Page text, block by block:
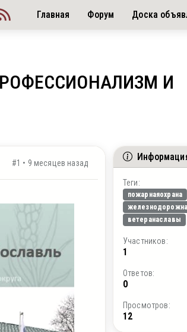
Главная Форум Доска
И
#1 • 9 месяцев назад
Теги:
пожарнаяохрана
ветеранаславы
Участников:
1
Ответов:
0
Просмотров:
12